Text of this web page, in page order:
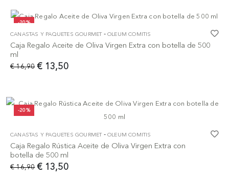
-20%
CANASTAS Y PAQUETES GOURMET-OLEUM COMITIS
Caja Regalo Aceite de Oliva Virgen Extra con botella de 500
ml
€ 13,50
€ 16,90
-20%
CANASTAS Y PAQUETES GOURMET-OLEUM COMITIS
Caja Regalo Rústica Aceite de Oliva Virgen Extra con
botella de 500 ml
€ 13,50
€ 16,90